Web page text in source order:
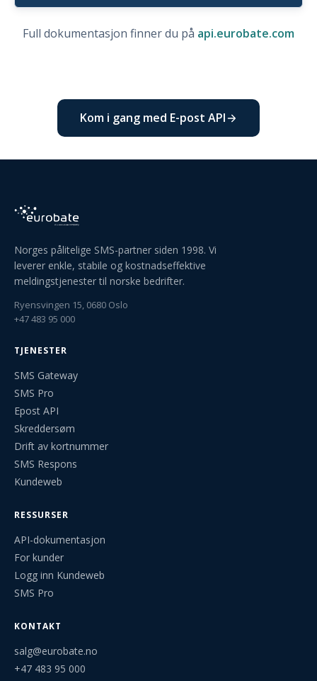
Full dokumentasjon finner du på api.eurobate.com
Kom i gang med E-post API
Norges pålitelige SMS-partner siden 1998. Vi
leverer enkle, stabile og kostnadseffektive
meldingstjenester til norske bedrifter.
Ryensvingen 15, 0680 Oslo
+47 483 95 000
TJENESTER
SMS Gateway
SMS Pro
Epost API
Skreddersøm
Drift av kortnummer
SMS Respons
Kundeweb
RESSURSER
API-dokumentasjon
For kunder
Logg inn Kundeweb
SMS Pro
KONTAKT
salg@eurobate.no
+47 483 95 000